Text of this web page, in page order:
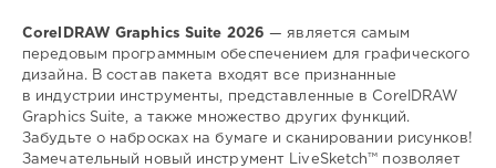
CorelDRAW Graphics Suite 2026 — является самым
передовым программным обеспечением для графического
дизайна. В состав пакета входят все признанные
в индустрии инструменты, представленные в CorelDRAW
Graphics Suite, а также множество других функций.
Забудьте о набросках на бумаге и сканировании рисунков!
Замечательный новый инструмент LiveSketch™ позволяет